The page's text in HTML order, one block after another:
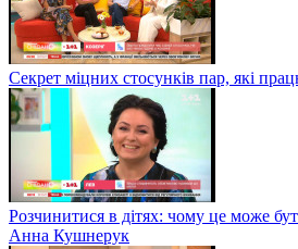
Секрет міцних стосунків пар, які
Розчинитися в дітях: чому це може
Анна Кушнерук